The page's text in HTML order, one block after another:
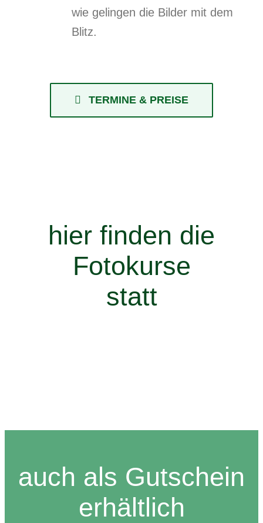
wie gelingen die Bilder mit dem
Blitz.
TERMINE & PREISE
hier finden die
Fotokurse
statt
auch als Gutschein
erhältlich